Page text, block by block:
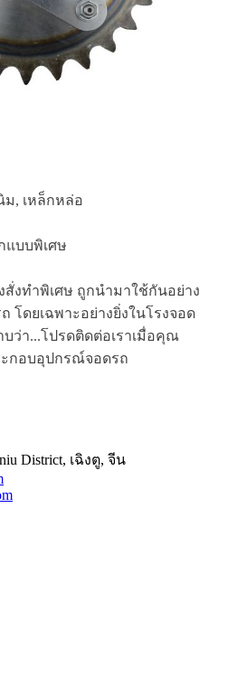
ม, เหล็กหล่อ
แบบพิเศษ
สั่งทำพิเศษ ถูกนำมาใช้กันอย่าง
โดยเฉพาะอย่างยิ่งในโรงจอด
ว่า...โปรดติดต่อเราเมื่อคุณ
ะกอบอุปกรณ์จอดรถ
District, เฉิงตู, จีน